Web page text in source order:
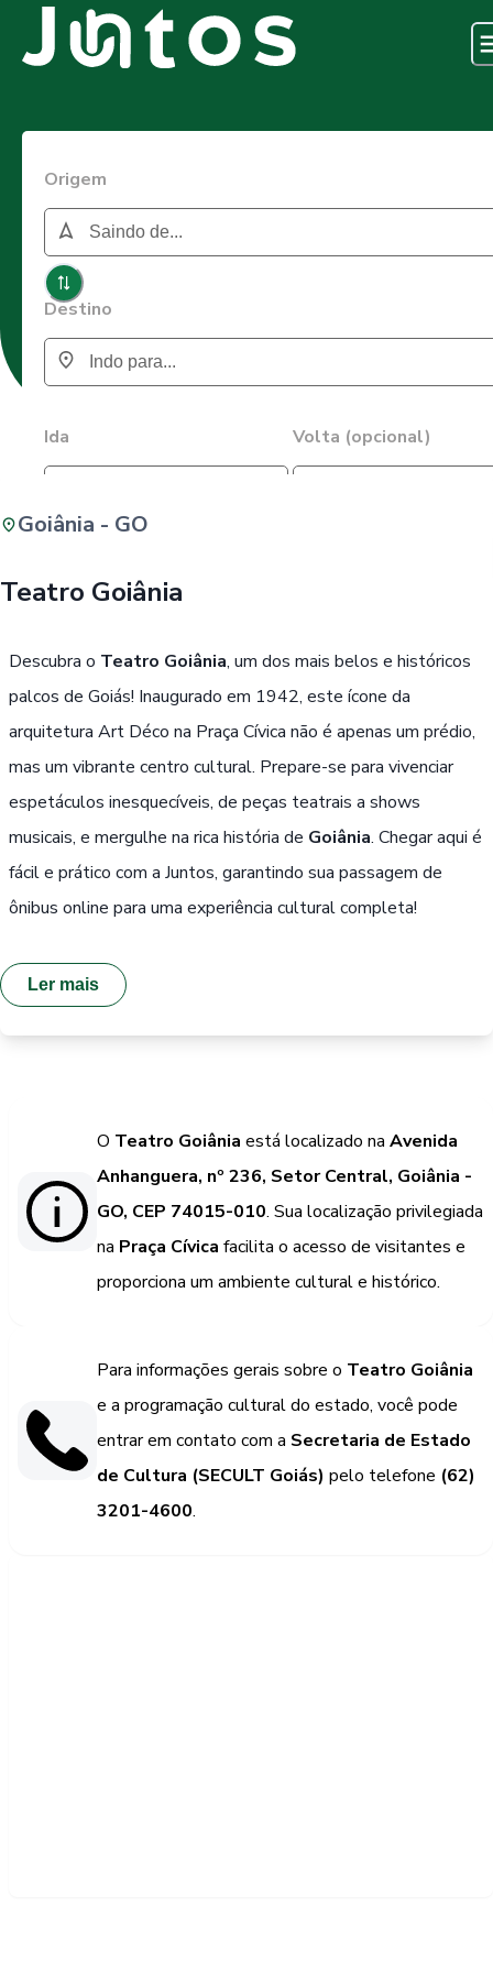
Origem
Destino
Ida Volta (opcional)
Goiânia - GO
Teatro Goiânia
Descubra o Teatro Goiânia, um dos mais belos e históricos
palcos de Goiás! Inaugurado em 1942, este ícone da
arquitetura Art Déco na Praça Cívica não é apenas um prédio,
mas um vibrante centro cultural. Prepare-se para vivenciar
espetáculos inesquecíveis, de peças teatrais a shows
musicais, e mergulhe na rica história de Goiânia. Chegar aqui é
fácil e prático com a Juntos, garantindo sua passagem de
ônibus online para uma experiência cultural completa!
Ler mais
O Teatro Goiânia está localizado na Avenida
Anhanguera, nº 236, Setor Central, Goiânia -
GO, CEP 74015-010. Sua localização privilegiada
na Praça Cívica facilita o acesso de visitantes e
proporciona um ambiente cultural e histórico.
Para informações gerais sobre o Teatro Goiânia
e a programação cultural do estado, você pode
entrar em contato com a Secretaria de Estado
de Cultura (SECULT Goiás) pelo telefone (62)
3201-4600.